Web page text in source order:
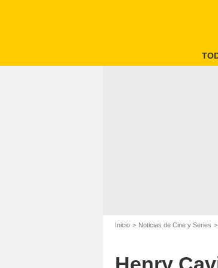
Inicio Noticias de Cine y Series